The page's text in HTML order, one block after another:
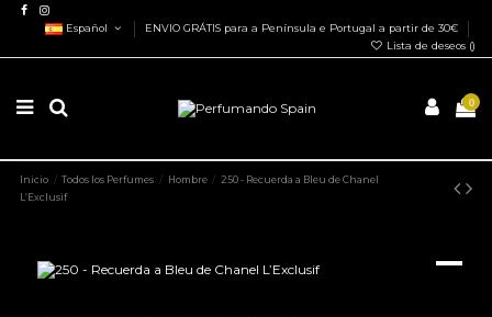
Español
ENVIO GRÁTIS para a Península e Portugal a partir de 30€
Lista de deseos ()
0
Inicio Todos los Perfumes Hombre
250 - Recuerda a Bleu de Chanel
L’Exclusif